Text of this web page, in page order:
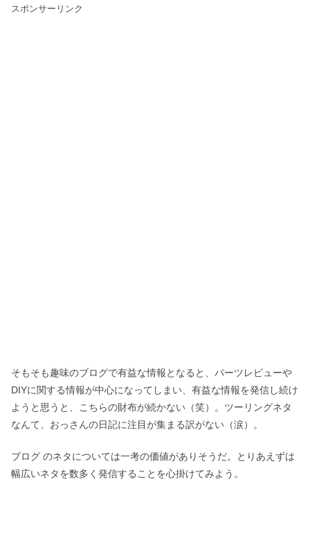
スポンサーリンク
そもそも趣味のブログで有益な情報となると、パーツレビューや
DIYに関する情報が中心になってしまい、有益な情報を発信し続け
ようと思うと、こちらの財布が続かない（笑）。ツーリングネタ
なんて、おっさんの日記に注目が集まる訳がない（涙）。
ブログ のネタについては一考の価値がありそうだ。とりあえずは
幅広いネタを数多く発信することを心掛けてみよう。